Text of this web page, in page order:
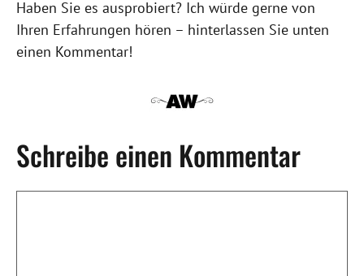
Haben Sie es ausprobiert? Ich würde gerne von
Ihren Erfahrungen hören – hinterlassen Sie unten
einen Kommentar!
Schreibe einen Kommentar